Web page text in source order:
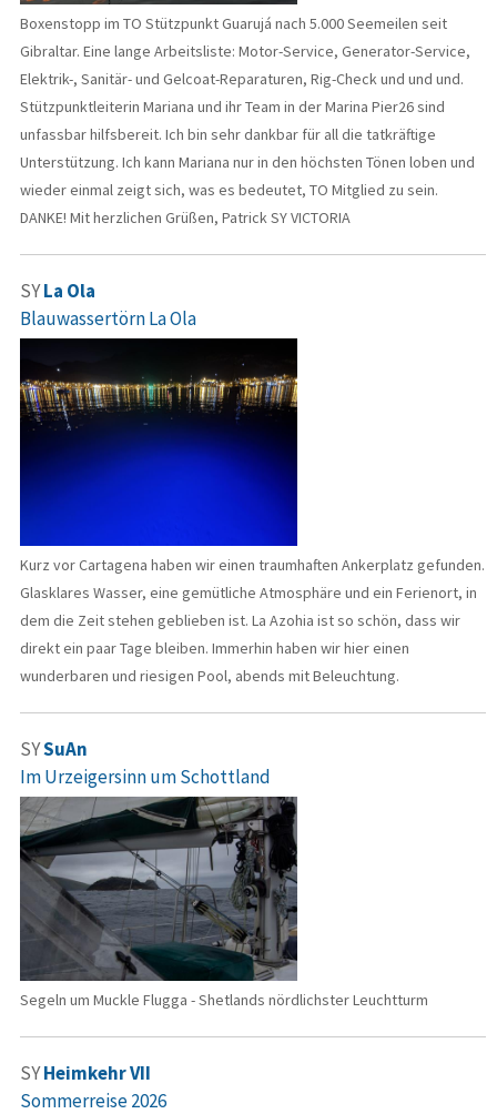
Boxenstopp im TO Stützpunkt Guarujá nach 5.000 Seemeilen seit
Gibraltar. Eine lange Arbeitsliste: Motor-Service, Generator-Service,
Elektrik-, Sanitär- und Gelcoat-Reparaturen, Rig-Check und und und.
Stützpunktleiterin Mariana und ihr Team in der Marina Pier26 sind
unfassbar hilfsbereit. Ich bin sehr dankbar für all die tatkräftige
Unterstützung. Ich kann Mariana nur in den höchsten Tönen loben und
wieder einmal zeigt sich, was es bedeutet, TO Mitglied zu sein.
DANKE! Mit herzlichen Grüßen, Patrick SY VICTORIA
SYLa Ola
Blauwassertörn La Ola
Kurz vor Cartagena haben wir einen traumhaften Ankerplatz gefunden.
Glasklares Wasser, eine gemütliche Atmosphäre und ein Ferienort, in
dem die Zeit stehen geblieben ist. La Azohia ist so schön, dass wir
direkt ein paar Tage bleiben. Immerhin haben wir hier einen
wunderbaren und riesigen Pool, abends mit Beleuchtung.
SYSuAn
Im Urzeigersinn um Schottland
Segeln um Muckle Flugga - Shetlands nördlichster Leuchtturm
SYHeimkehr VII
Sommerreise 2026